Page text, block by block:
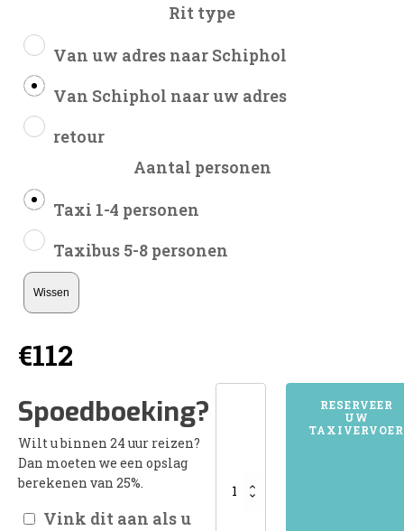
Rit type
Van uw adres naar Schiphol
Van Schiphol naar uw adres
retour
Aantal personen
Taxi 1-4 personen
Taxibus 5-8 personen
Wissen
€112
Spoedboeking?
Wilt u binnen 24 uur reizen?
Dan moeten we een opslag
berekenen van 25%.
Vink dit aan als u
RESERVEER
UW
TAXIVERVOER